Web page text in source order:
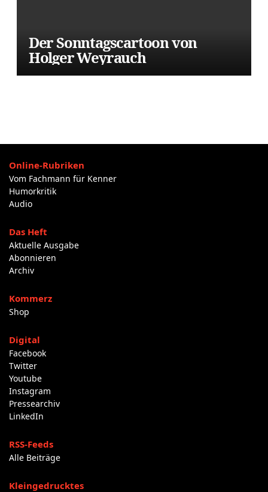
Der Sonntagscartoon von
Holger Weyrauch
Online-Rubriken
Vom Fachmann für Kenner
Humorkritik
Audio
Das Heft
Aktuelle Ausgabe
Abonnieren
Archiv
Kommerz
Shop
Digital
Facebook
Twitter
Youtube
Instagram
Pressearchiv
LinkedIn
RSS-Feeds
Alle Beiträge
Kleingedrucktes